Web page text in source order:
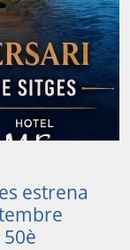
estrena